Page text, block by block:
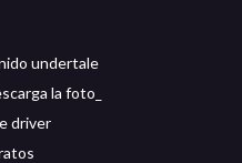
undertale
la foto_
driver